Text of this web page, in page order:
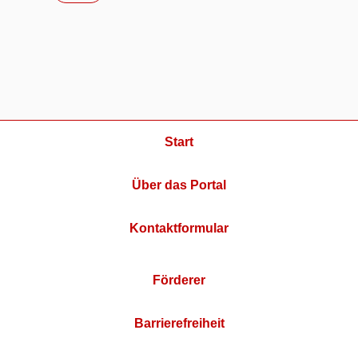
Start
Über das Portal
Kontaktformular
Förderer
Barrierefreiheit